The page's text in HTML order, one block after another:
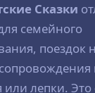
Сказки
семейного
поездок
или лепки. Это